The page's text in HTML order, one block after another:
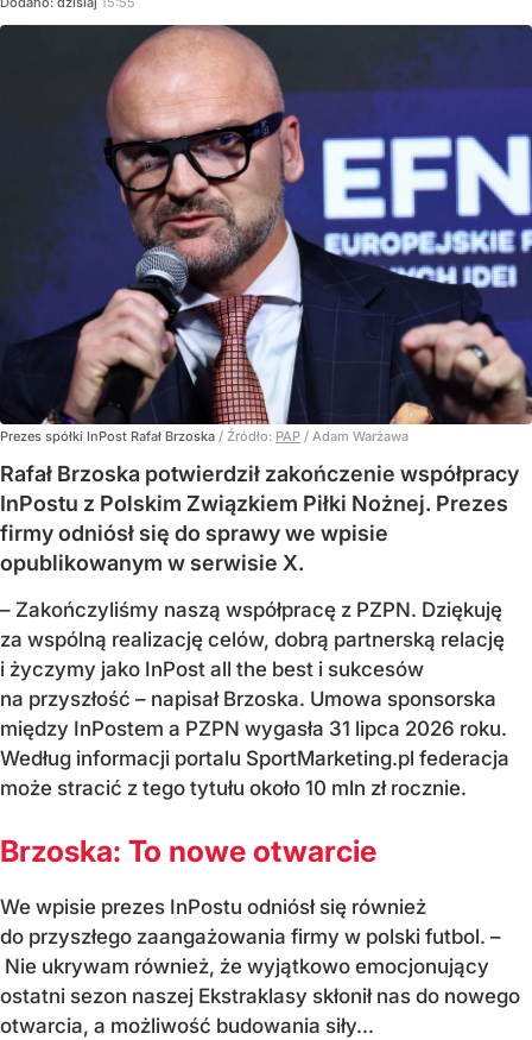
Prezes spółki InPost Rafał Brzoska / Źródło: PAP / Adam Warżawa
Rafał Brzoska potwierdził zakończenie współpracy
InPostu z Polskim Związkiem Piłki Nożnej. Prezes
firmy odniósł się do sprawy we wpisie
opublikowanym w serwisie X.
– Zakończyliśmy naszą współpracę z PZPN. Dziękuję
za wspólną realizację celów, dobrą partnerską relację
i życzymy jako InPost all the best i sukcesów
na przyszłość – napisał Brzoska. Umowa sponsorska
między InPostem a PZPN wygasła 31 lipca 2026 roku.
Według informacji portalu SportMarketing.pl federacja
może stracić z tego tytułu około 10 mln zł rocznie.
Brzoska: To nowe otwarcie
We wpisie prezes InPostu odniósł się również
do przyszłego zaangażowania firmy w polski futbol. –
Nie ukrywam również, że wyjątkowo emocjonujący
ostatni sezon naszej Ekstraklasy skłonił nas do nowego
otwarcia, a możliwość budowania siły...